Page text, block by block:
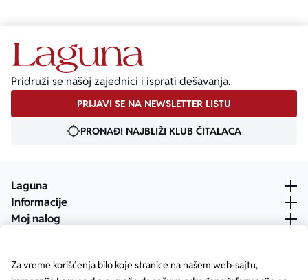
Za vreme korišćenja bilo koje stranice na našem web-sajtu,
Pridruži se našoj zajednici i isprati dešavanja.
PRIJAVI SE NA NEWSLETTER LISTU
PRONAĐI NAJBLIŽI KLUB ČITALACA
Laguna
Informacije
Moj nalog